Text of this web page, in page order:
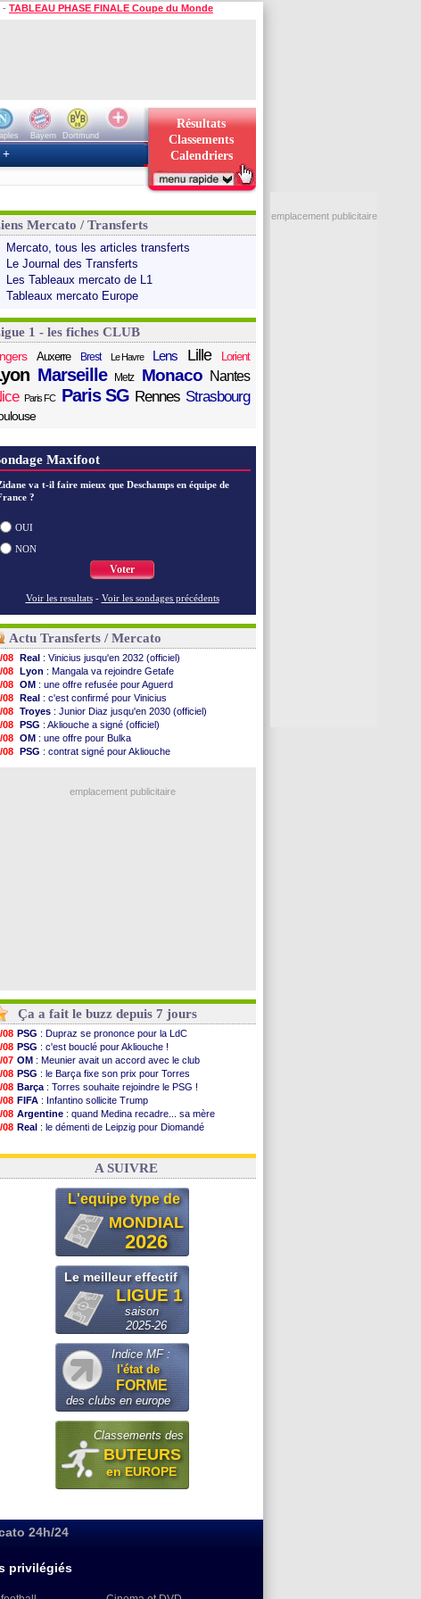
- TABLEAU PHASE FINALE Coupe du Monde
Bayern
Dortmund
Résultats
Classements
Calendriers
+
Mercato / Transferts
Mercato, tous les articles transferts
Le Journal des Transferts
Les Tableaux mercato de L1
Tableaux mercato Europe
1 - les fiches CLUB
Auxerre Brest Le Havre Lens Lille Lorient
Marseille Metz Monaco Nantes
Paris FC Paris SG Rennes Strasbourg
Maxifoot
va t-il faire mieux que Deschamps en équipe de
?
OUI
NON
Voter
Voir les resultats - Voir les sondages précédents
Actu Transferts / Mercato
08 Real : Vinicius jusqu'en 2032 (officiel)
08 Lyon : Mangala va rejoindre Getafe
08 OM : une offre refusée pour Aguerd
08 Real : c'est confirmé pour Vinicius
08 Troyes : Junior Diaz jusqu'en 2030 (officiel)
08 PSG : Akliouche a signé (officiel)
08 OM : une offre pour Bulka
08 PSG : contrat signé pour Akliouche
: Dallinga est sur le marché
emplacement publicitaire
Ça a fait le buzz depuis 7 jours
08 PSG : Dupraz se prononce pour la LdC
08 PSG : c'est bouclé pour Akliouche !
07 OM : Meunier avait un accord avec le club
08 PSG : le Barça fixe son prix pour Torres
08 Barça : Torres souhaite rejoindre le PSG !
08 FIFA : Infantino sollicite Trump
08 Argentine : quand Medina recadre... sa mère
08 Real : le démenti de Leipzig pour Diomandé
07 FIFA: le conseiller d'Infantino démissionne !
A SUIVRE
L'equipe type de
MONDIAL
2026
Le meilleur effectif
LIGUE 1
saison
2025-26
Indice MF :
l'état de
FORME
des clubs en europe
Classements des
BUTEURS
en EUROPE
emplacement publicitaire
24h/24
privilégiés